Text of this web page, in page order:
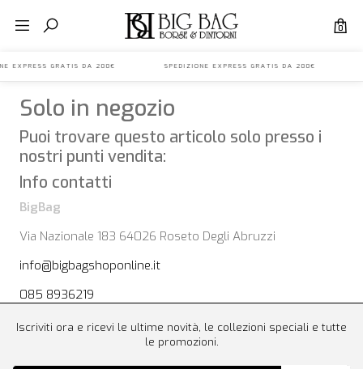
0
EXPRESS GRATIS DA 200€ SPEDIZIONE EXPRESS GRATIS DA
Solo in negozio
Puoi trovare questo articolo solo presso i
nostri punti vendita:
Info contatti
BigBag
Via Nazionale 183 64026 Roseto Degli Abruzzi
info@bigbagshoponline.it
085 8936219
Iscriviti ora e ricevi le ultime novità, le collezioni speciali e tutte
le promozioni.